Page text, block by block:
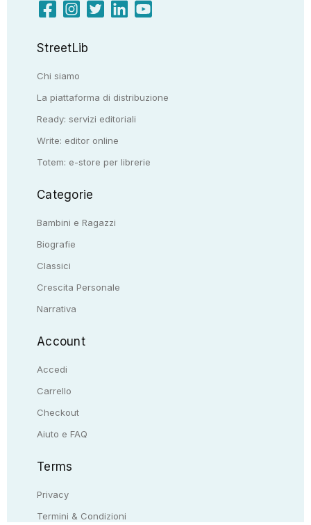
StreetLib
Chi siamo
La piattaforma di distribuzione
Ready: servizi editoriali
Write: editor online
Totem: e-store per librerie
Categorie
Bambini e Ragazzi
Biografie
Classici
Crescita Personale
Narrativa
Account
Accedi
Carrello
Checkout
Aiuto e FAQ
Terms
Privacy
Termini & Condizioni